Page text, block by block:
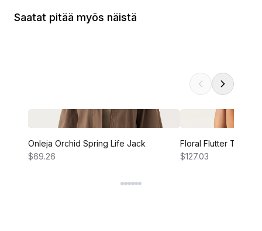
Saatat pitää myös näistä
Onleja Orchid Spring Life Jack
$69.26
Floral Flutter Tiered
$127.03